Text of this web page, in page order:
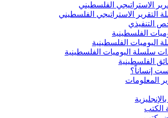
الاستراتيجي الفلسطيني
التقرير الاستراتيجي الفلسطيني
التنفيذي
الفلسطينية
اليوميات الفلسطينية
سلسلة اليوميات الفلسطينية
الفلسطينية
إنساناً؟
المعلومات
الكتب